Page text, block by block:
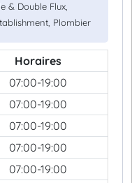
& Double Flux,
Plombier
Horaires
07:00-19:00
07:00-19:00
07:00-19:00
07:00-19:00
07:00-19:00